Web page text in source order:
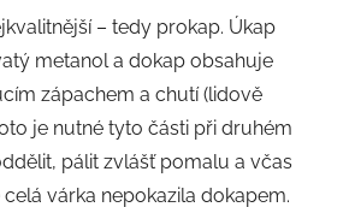
– tedy prokap. Úkap
metanol a dokap obsahuje
zápachem a chutí (lidově
je nutné tyto části při druhém
pálit zvlášť pomalu a včas
várka nepokazila dokapem.